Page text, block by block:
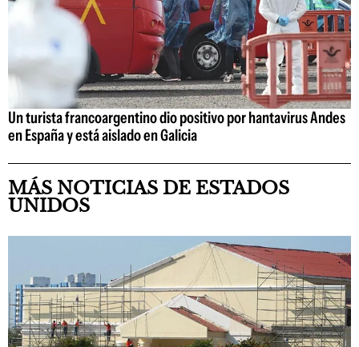
Un turista francoargentino dio positivo por hantavirus Andes
en España y está aislado en Galicia
MÁS NOTICIAS DE ESTADOS
UNIDOS